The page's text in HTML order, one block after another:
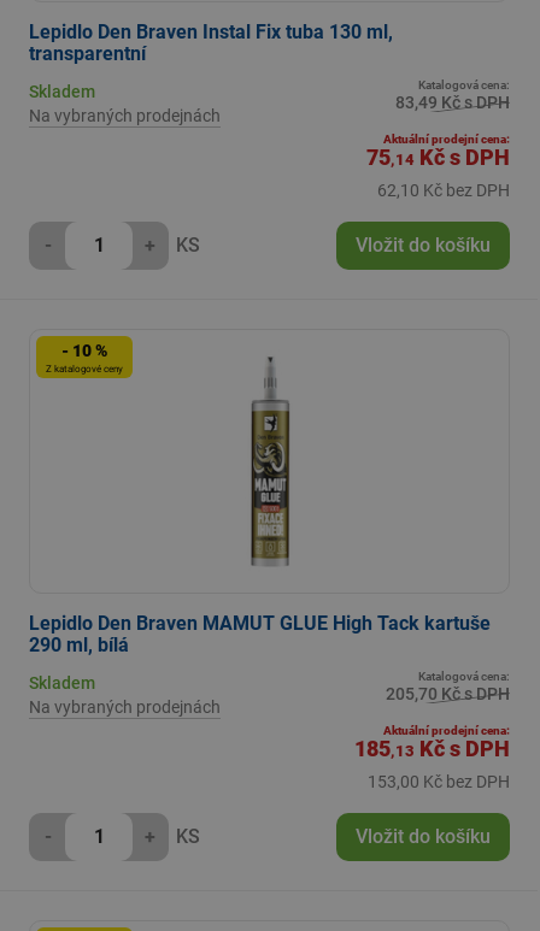
Lepidlo Den Braven Instal Fix tuba 130 ml,
transparentní
Skladem
Na vybraných prodejnách
Katalogová cena:
83,49 Kč s DPH
Aktuální prodejní cena:
75,14 Kčs DPH
62,10 Kč bez DPH
- + KS Vložit do košíku
- 10 %
Z katalogové ceny
Lepidlo Den Braven MAMUT GLUE High Tack kartuše
290 ml, bílá
Skladem
Na vybraných prodejnách
Katalogová cena:
205,70 Kč s DPH
Aktuální prodejní cena:
185,13 Kčs DPH
153,00 Kč bez DPH
- + KS Vložit do košíku